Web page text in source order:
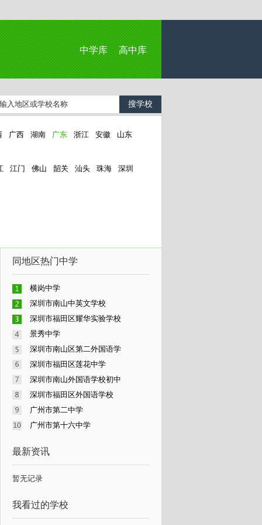
中学库 高中库
广西 湖南 广东 浙江 安徽 山东
江门 佛山 韶关 汕头 珠海 深圳
同地区热门中学
横岗中学
深圳市南山中英文学校
深圳市福田区耀华实验学校
景秀中学
深圳市南山区第二外国语学
深圳市福田区莲花中学
深圳市南山外国语学校初中
深圳市福田区外国语学校
广州市第二中学
广州市第十六中学
最新资讯
暂无记录
我看过的学校